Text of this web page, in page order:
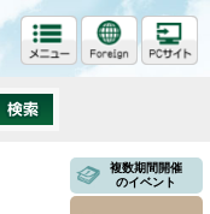
複数期間開催
のイベント